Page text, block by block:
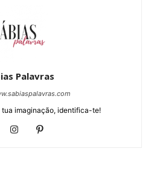
Palavras
tua imaginação, identifica-te!